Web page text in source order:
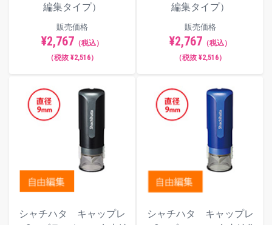
編集タイプ）
販売価格
¥2,767 （税込）
（税抜 ¥2,516）
編集タイプ）
販売価格
¥2,767 （税込）
（税抜 ¥2,516）
シャチハタ キャップレ
シャチハタ キャップレ